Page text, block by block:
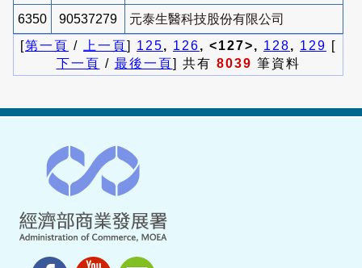
6350 90537279
元泰生醫科技股份有限公司
[第一頁 / 上一頁] 125, 126, <127>, 128, 129 [
下一頁 / 最後一頁] 共有 8039 筆資料